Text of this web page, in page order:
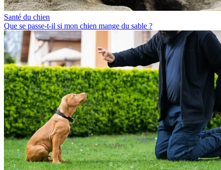
Santé du chien
Que se passe-t-il si mon chien mange du sable ?